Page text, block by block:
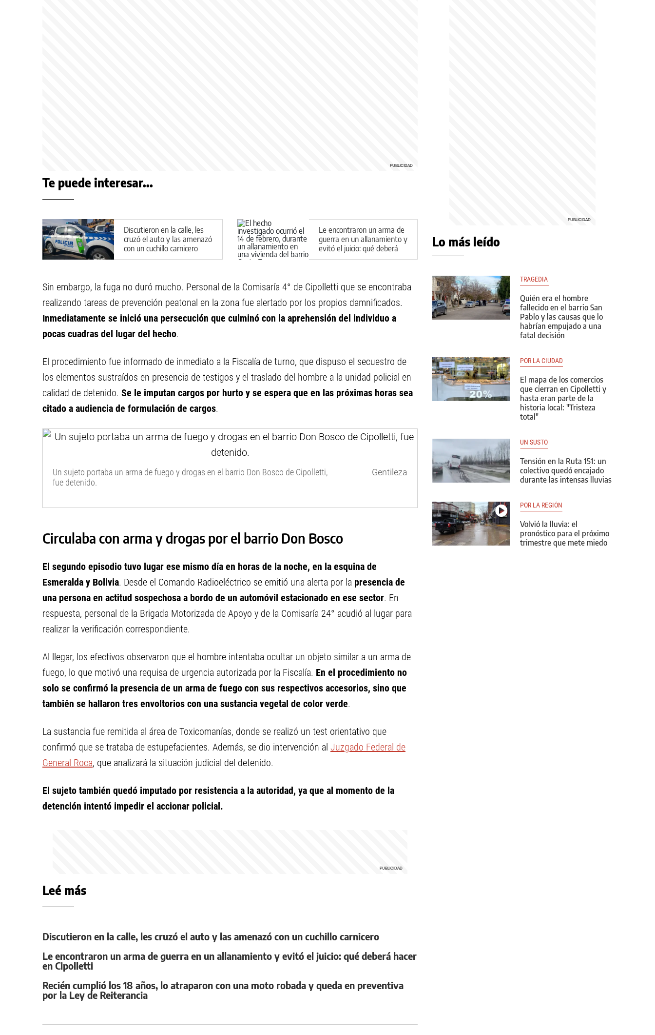
Te puede interesar...
Discutieron en la calle, les
cruzó el auto y las amenazó
con un cuchillo carnicero
Le encontraron un arma de
guerra en un allanamiento y
evitó el juicio: qué deberá
hacer en Cipolletti
Sin embargo, la fuga no duró mucho. Personal de la Comisaría 4° de Cipolletti que se encontraba
realizando tareas de prevención peatonal en la zona fue alertado por los propios damnificados.
Inmediatamente se inició una persecución que culminó con la aprehensión del individuo a
pocas cuadras del lugar del hecho.
El procedimiento fue informado de inmediato a la Fiscalía de turno, que dispuso el secuestro de
los elementos sustraídos en presencia de testigos y el traslado del hombre a la unidad policial en
calidad de detenido. Se le imputan cargos por hurto y se espera que en las próximas horas sea
citado a audiencia de formulación de cargos.
Un sujeto portaba un arma de fuego y drogas en el barrio Don Bosco de Cipolletti,
fue detenido.
Gentileza
Circulaba con arma y drogas por el barrio Don Bosco
El segundo episodio tuvo lugar ese mismo día en horas de la noche, en la esquina de
Esmeralda y Bolivia. Desde el Comando Radioeléctrico se emitió una alerta por la presencia de
una persona en actitud sospechosa a bordo de un automóvil estacionado en ese sector. En
respuesta, personal de la Brigada Motorizada de Apoyo y de la Comisaría 24° acudió al lugar para
realizar la verificación correspondiente.
Al llegar, los efectivos observaron que el hombre intentaba ocultar un objeto similar a un arma de
fuego, lo que motivó una requisa de urgencia autorizada por la Fiscalía. En el procedimiento no
solo se confirmó la presencia de un arma de fuego con sus respectivos accesorios, sino que
también se hallaron tres envoltorios con una sustancia vegetal de color verde.
La sustancia fue remitida al área de Toxicomanías, donde se realizó un test orientativo que
confirmó que se trataba de estupefacientes. Además, se dio intervención al Juzgado Federal de
General Roca, que analizará la situación judicial del detenido.
El sujeto también quedó imputado por resistencia a la autoridad, ya que al momento de la
detención intentó impedir el accionar policial.
Leé más
Discutieron en la calle, les cruzó el auto y las amenazó con un cuchillo carnicero
Le encontraron un arma de guerra en un allanamiento y evitó el juicio: qué deberá hacer
en Cipolletti
Recién cumplió los 18 años, lo atraparon con una moto robada y queda en preventiva
por la Ley de Reiterancia
Lo más leído
TRAGEDIA
Quién era el hombre
fallecido en el barrio San
Pablo y las causas que lo
habrían empujado a una
fatal decisión
POR LA CIUDAD
El mapa de los comercios
que cierran en Cipolletti y
hasta eran parte de la
historia local: "Tristeza
total"
UN SUSTO
Tensión en la Ruta 151: un
colectivo quedó encajado
durante las intensas lluvias
POR LA REGIÓN
Volvió la lluvia: el
pronóstico para el próximo
trimestre que mete miedo